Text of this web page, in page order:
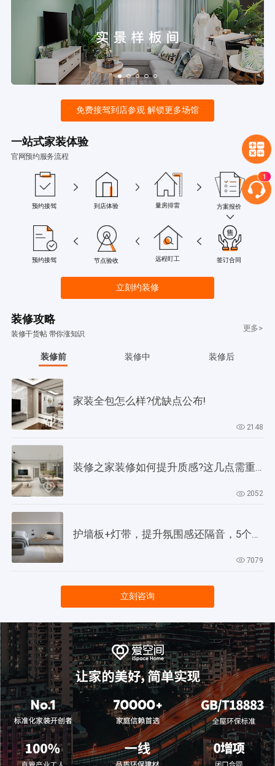
免费接驾到店参观 解锁更多场馆
一站式家装体验
官网预约服务流程
预约接驾 到店体验 量房排雷 方案报价
预约接驾 节点验收 远程盯工 签订合同
立刻约装修
装修攻略
装修干货帖 带你涨知识
更多>
装修前 装修中 装修后
家装全包怎么样?优缺点公布!
2148
装修之家装修如何提升质感?这几点需重视起来
2052
7079
立刻咨询